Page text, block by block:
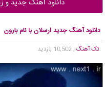
دانلود آهنگ جدید و
دانلود آهنگ جدید ارسلان با نام بارون
تک آهنگ , 10,502 بازدید